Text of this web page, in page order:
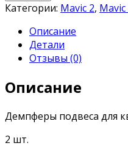
Категории: Mavic 2,
Описание
Детали
Отзывы (0)
Описание
Демпферы подвеса для
2 шт.